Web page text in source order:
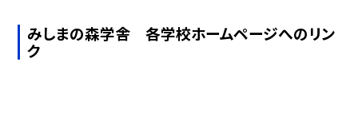
みしまの森学舎 各学校ホームページへのリン
ク